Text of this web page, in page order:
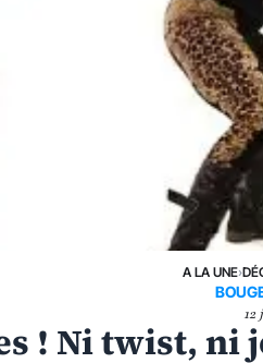
A LA UNE›
12
! Ni twist, ni